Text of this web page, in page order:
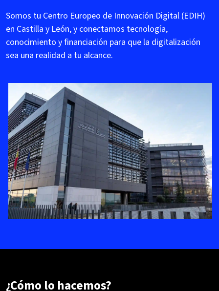
Somos tu Centro Europeo de Innovación Digital (EDIH)
en Castilla y León, y conectamos tecnología,
conocimiento y financiación para que la digitalización
sea una realidad a tu alcance.
¿Cómo lo hacemos?